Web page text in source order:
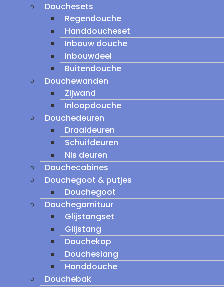
Douchesets
Regendouche
Handdoucheset
Inbouw douche
inbouwdeel
Buitendouche
Douchewanden
Zijwand
Inloopdouche
Douchedeuren
Draaideuren
Schuifdeuren
Nis deuren
Douchecabines
Douchegoot & putjes
Douchegoot
Douchegarnituur
Glijstangset
Glijstang
Douchekop
Doucheslang
Handdouche
Douchebak